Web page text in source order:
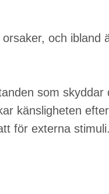
och ibland
som
känsligheten
för externa stimuli.